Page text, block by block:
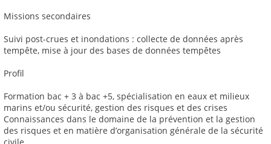
Missions secondaires
Suivi post-crues et inondations : collecte de données après
tempête, mise à jour des bases de données tempêtes
Profil
Formation bac + 3 à bac +5, spécialisation en eaux et milieux
marins et/ou sécurité, gestion des risques et des crises
Connaissances dans le domaine de la prévention et la gestion
des risques et en matière d’organisation générale de la sécurité